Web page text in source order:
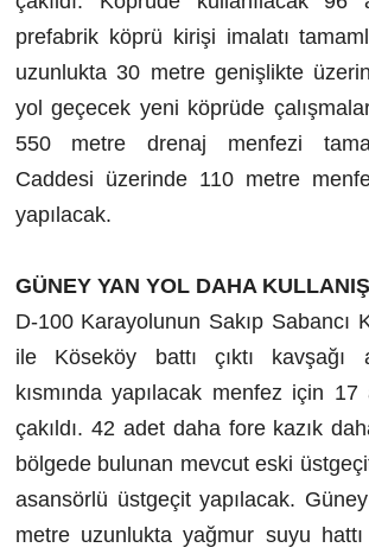
prefabrik köprü kirişi imalatı
uzunlukta 30 metre genişlikte
yol geçecek yeni köprüde
550 metre drenaj menfezi
Caddesi üzerinde 110 metre
yapılacak.
GÜNEY YAN YOL DAHA
D-100 Karayolunun Sakıp Sabancı
ile Köseköy battı çıktı kavşağı
kısmında yapılacak menfez için
çakıldı. 42 adet daha fore kazık
bölgede bulunan mevcut eski
asansörlü üstgeçit yapılacak.
metre uzunlukta yağmur suyu hattı